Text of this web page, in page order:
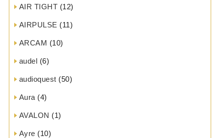
AIR TIGHT (12)
AIRPULSE (11)
ARCAM (10)
audel (6)
audioquest (50)
Aura (4)
AVALON (1)
Ayre (10)